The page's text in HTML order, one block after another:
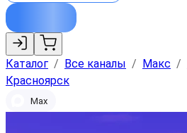
Каталог / Все каналы / Макс /
Красноярск
Max